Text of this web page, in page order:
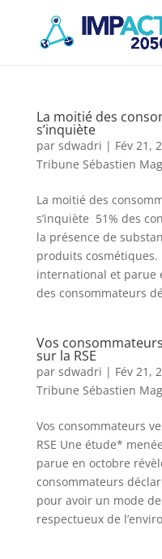
La moitié des
s’inquiète
par sdwadri | Fév 21,
Tribune Sébastien
La moitié des
s’inquiète 51% des
la présence de
produits
international et parue
des consommateurs
Vos
sur la RSE
par sdwadri | Fév 21,
Tribune Sébastien
Vos consommateurs
RSE Une étude*
parue en octobre
consommateurs
pour avoir un mode
respectueux de